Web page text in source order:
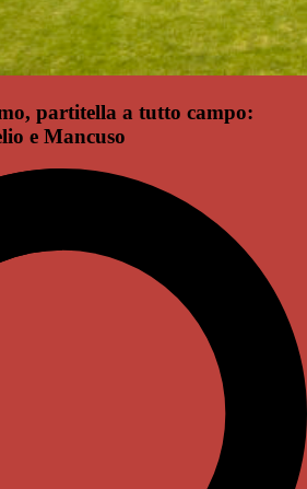
partitella a tutto campo:
e Mancuso